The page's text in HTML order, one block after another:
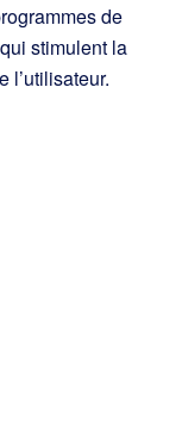
de
stimulent la
l’utilisateur.